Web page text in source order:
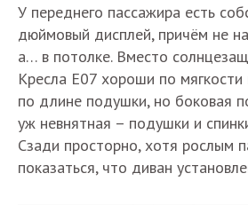
У переднего пассажира есть
дюймовый дисплей, причём не
а… в потолке. Вместо
Кресла Е07 хороши по
по длине подушки, но боковая
уж невнятная – подушки и
Сзади просторно, хотя рослым
показаться, что диван